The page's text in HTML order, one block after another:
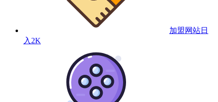
加盟网站日
入2K